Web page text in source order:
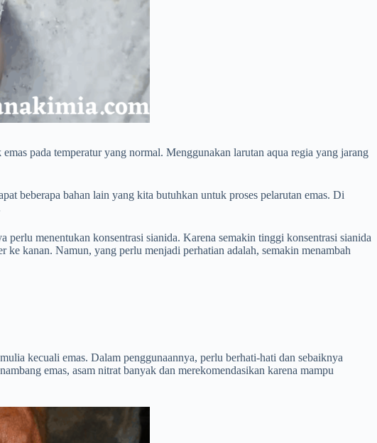
pada temperatur yang normal. Menggunakan larutan aqua regia yang jarang
bahan lain yang kita butuhkan untuk proses pelarutan emas. Di
menentukan konsentrasi sianida. Karena semakin tinggi konsentrasi sianida
kanan. Namun, yang perlu menjadi perhatian adalah, semakin menambah
kecuali emas. Dalam penggunaannya, perlu berhati-hati dan sebaiknya
emas, asam nitrat banyak dan merekomendasikan karena mampu